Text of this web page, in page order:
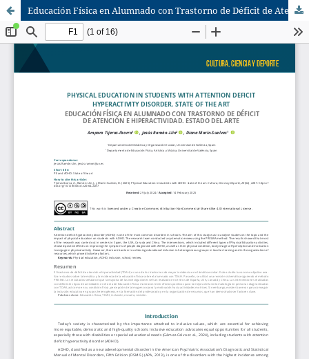
Educación Física en Alumnado con Trastorno de Déficit de Atención e Hiperactividad. Estado del Arte